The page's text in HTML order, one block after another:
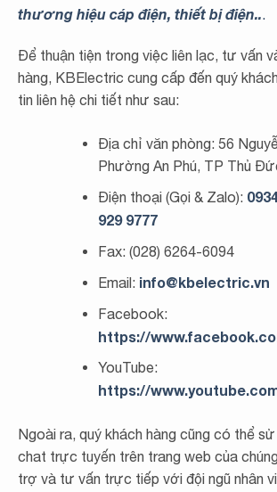
thương hiệu cáp điện, thiết bị điện...
Để thuận tiện trong việc liên lạc, tư vấn
hàng, KBElectric cung cấp đến quý
tin liên hệ chi tiết như sau:
Địa chỉ văn phòng: 56
Phường An Phú, TP Thủ
Điện thoại (Gọi & Zalo):
929 9777
Fax: (028) 6264-6094
Email: info@kbelectric.vn
Facebook:
https://
YouTube:
https://
Ngoài ra, quý khách hàng cũng có thể
chat trực tuyến trên trang web của
trợ và tư vấn trực tiếp với đội ngũ nhân